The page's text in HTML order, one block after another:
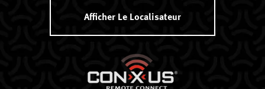
Afficher Le Localisateur